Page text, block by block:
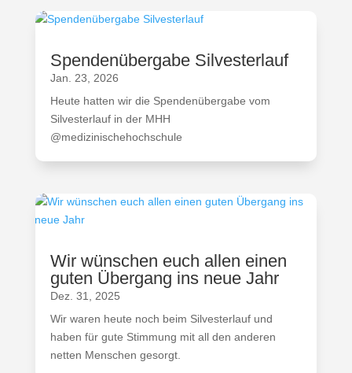
Spendenübergabe Silvesterlauf
Jan. 23, 2026
Heute hatten wir die Spendenübergabe vom
Silvesterlauf in der MHH
@medizinischehochschule
Wir wünschen euch allen einen
guten Übergang ins neue Jahr
Dez. 31, 2025
Wir waren heute noch beim Silvesterlauf und
haben für gute Stimmung mit all den anderen
netten Menschen gesorgt.